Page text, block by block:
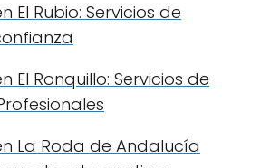
El Rubio: Servicios de
El Ronquillo: Servicios de
La Roda de Andalucía